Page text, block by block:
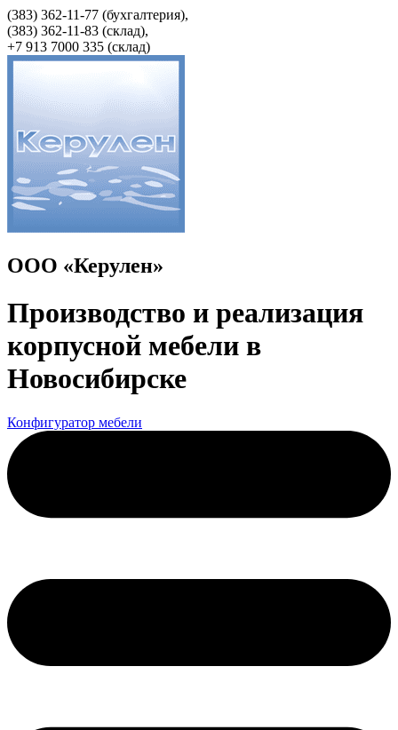
(383) 362-11-77 (бухгалтерия),
(383) 362-11-83 (cклад),
+7 913 7000 335 (склад)
ООО «Керулен»
Производство и реализация
корпусной мебели в
Новосибирске
Конфигуратор мебели